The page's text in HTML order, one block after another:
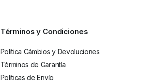
Términos y Condiciones
Política Cámbios y Devoluciones
Términos de Garantía
Políticas de Envío